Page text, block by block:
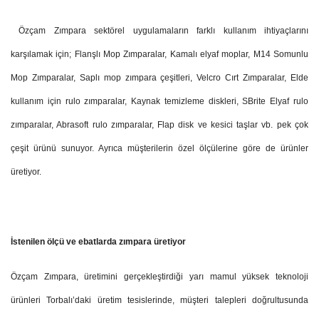
Özçam Zımpara sektörel uygulamaların farklı kullanım ihtiyaçlarını
karşılamak için; Flanşlı Mop Zımparalar, Kamalı elyaf moplar, M14 Somunlu
Mop Zımparalar, Saplı mop zımpara çeşitleri, Velcro Cırt Zımparalar, Elde
kullanım için rulo zımparalar, Kaynak temizleme diskleri, SBrite Elyaf rulo
zımparalar, Abrasoft rulo zımparalar, Flap disk ve kesici taşlar vb. pek çok
çeşit ürünü sunuyor. Ayrıca müşterilerin özel ölçülerine göre de ürünler
üretiyor.
İstenilen ölçü ve ebatlarda zımpara üretiyor
Özçam Zımpara, üretimini gerçekleştirdiği yarı mamul yüksek teknoloji
ürünleri Torbalı’daki üretim tesislerinde, müşteri talepleri doğrultusunda